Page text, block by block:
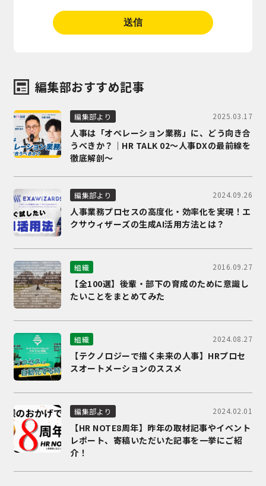
編集部おすすめ記事
編集部より 2025.03.17
人事は「オペレーション業務」に、どう向き合
うべきか？｜HR TALK 02～人事DXの最前線を
徹底解剖～
編集部より 2024.09.26
人事業務プロセスの高度化・効率化を実現！エ
クサウィザーズの生成AI活用方法とは？
組織 2016.09.27
【全100選】後輩・部下の育成のために意識し
たいことをまとめてみた
組織 2024.08.27
【テクノロジーで描く未来の人事】HRプロセ
スオートメーションのススメ
編集部より 2024.02.01
【HR NOTE8周年】昨年の取材記事やイベント
レポート、寄稿いただいた記事を一挙にご紹
介！